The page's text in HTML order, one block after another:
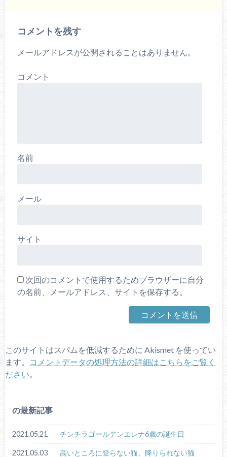
コメントを残す
メールアドレスが公開されることはありません。
コメント
名前
メール
サイト
次回のコメントで使用するためブラウザーに自分
の名前、メールアドレス、サイトを保存する。
このサイトはスパムを低減するために Akismet を使ってい
ます。
コメントデータの処理方法の詳細はこちらをご覧く
ださい
の最新記事
2021.05.21 チンチラゴールデンエレナ6歳の誕生日
2021.05.03 高いところに登らない猫、降りられない猫